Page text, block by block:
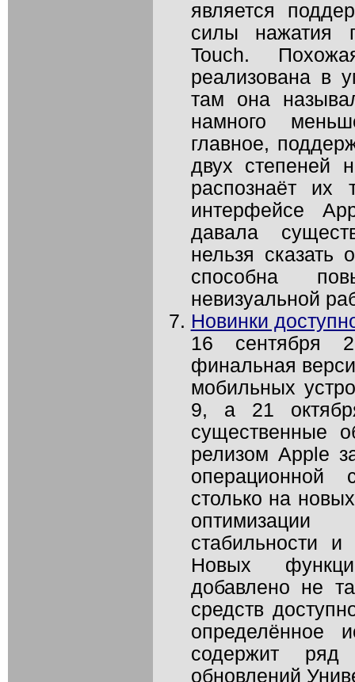
является
силы нажатия
Touch.
реализована в
там она
намного
главное,
двух степеней
распознаёт
интерфейсе
давала
нельзя сказать
способна
невизуальной
Новинки
16 сентября
финальная
мобильных
9, а 21
существенные
релизом Apple
операционной
столько на
стабильности и
Новых
добавлено не
средств
определённое
содержит ряд
обновлений